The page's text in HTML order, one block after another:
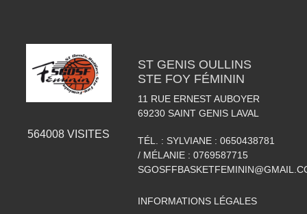
564008 VISITES
ST GENIS OULLINS
STE FOY FÉMININ
11 RUE ERNEST AUBOYER
69230 SAINT GENIS LAVAL
TÉL. : SYLVIANE : 0650438781
/ MÉLANIE : 0769587715
INFORMATIONS LÉGALES